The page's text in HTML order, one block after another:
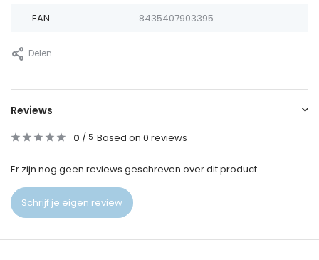
EAN 8435407903395
Delen
Reviews
0 / 5 Based on 0 reviews
Er zijn nog geen reviews geschreven over dit product..
Schrijf je eigen review